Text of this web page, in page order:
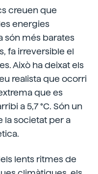
creuen que
energies
són més barates
fa irreversible el
Això ha deixat els
realista que ocorri
que es
a 5,7 °C. Són un
la societat per a
lents ritmes de